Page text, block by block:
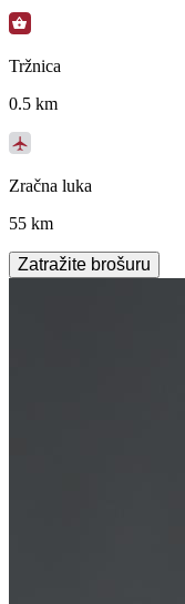
Tržnica
0.5 km
Zračna luka
55 km
Zatražite brošuru